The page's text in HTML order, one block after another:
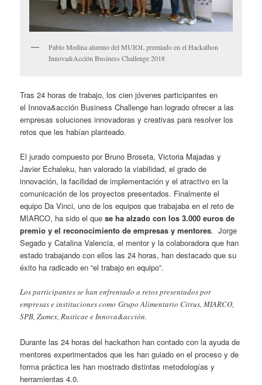
Pablo Medina alumno del MUIOL premiado en el Hackathon
Innova&Acción Business Challenge 2018
Tras 24 horas de trabajo, los cien jóvenes participantes en
el Innova&acción Business Challenge han logrado ofrecer a las
empresas soluciones innovadoras y creativas para resolver los
retos que les habían planteado.
El jurado compuesto por Bruno Broseta, Victoria Majadas y
Javier Echaleku, han valorado la viabilidad, el grado de
innovación, la facilidad de implementación y el atractivo en la
comunicación de los proyectos presentados. Finalmente el
equipo Da Vinci, uno de los equipos que trabajaba en el reto de
MIARCO, ha sido el quese ha alzado con los 3.000 euros de
premio y el reconocimiento de empresas y mentores. Jorge
Segado y Catalina Valencia, el mentor y la colaboradora que han
estado trabajando con ellos las 24 horas, han destacado que su
éxito ha radicado en “el trabajo en equipo”.
Los participantes se han enfrentado a retos presentados por
empresas e instituciones como Grupo Alimentario Citrus, MIARCO,
SPB, Zumex, Rusticae e Innova&acción.
Durante las 24 horas del hackathon han contado con la ayuda de
mentores experimentados que les han guiado en el proceso y de
forma práctica les han mostrado distintas metodologías y
herramientas 4.0.